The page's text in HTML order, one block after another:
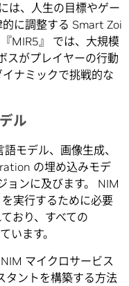
は、人生の目標やゲー
に調整する Smart Zoi
MIR5』 では、大規模
スがプレイヤーの行動
ナミックで挑戦的な
ル
モデル、画像生成、
の埋め込みモデ
ョンに及びます。 NIM
実行するために必要
おり、すべての
います。
マイクロサービス
タントを構築する方法